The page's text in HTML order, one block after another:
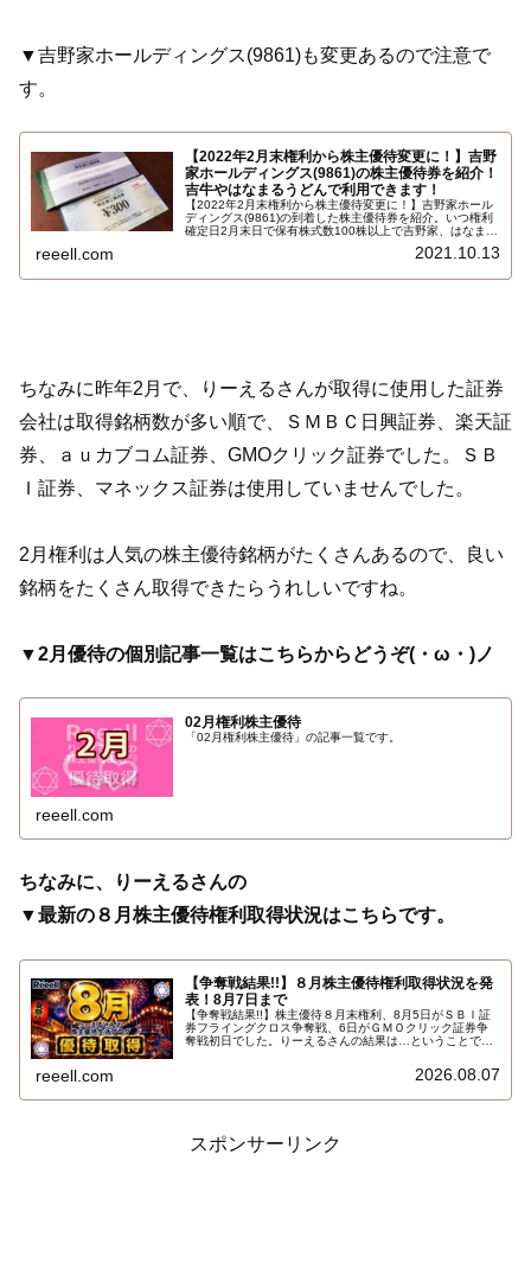
▼吉野家ホールディングス(9861)も変更あるので注意で
す。
【2022年2月末権利から株主優待変更に！】吉野
家ホールディングス(9861)の株主優待券を紹介！
吉牛やはなまるうどんで利用できます！
【2022年2月末権利から株主優待変更に！】吉野家ホール
ディングス(9861)の到着した株主優待券を紹介。いつ権利
確定日2月末日で保有株式数100株以上で吉野家、はなまる
す。京樽での利用は2022年5月末日まで、2022年6月1日
換引換も…
reeell.com 2021.10.13
ちなみに昨年2月で、りーえるさんが取得に使用した証券
会社は取得銘柄数が多い順で、ＳＭＢＣ日興証券、楽天証
券、ａｕカブコム証券、GMOクリック証券でした。ＳＢ
Ｉ証券、マネックス証券は使用していませんでした。
2月権利は人気の株主優待銘柄がたくさんあるので、良い
銘柄をたくさん取得できたらうれしいですね。
▼2月優待の個別記事一覧はこちらからどうぞ(・ω・)ノ
02月権利株主優待
「02月権利株主優待」の記事一覧です。
reeell.com
ちなみに、りーえるさんの
▼最新の８月株主優待権利取得状況はこちらです。
【争奪戦結果!!】８月株主優待権利取得状況を発
表！8月7日まで
【争奪戦結果!!】株主優待８月末権利、8月5日がＳＢＩ証
券フライングクロス争奪戦、6日がＧＭＯクリック証券争
奪戦初日でした。りーえるさんの結果は…ということで、
含む）を報告します。最新の取得状況はこちらです…
reeell.com 2026.08.07
スポンサーリンク